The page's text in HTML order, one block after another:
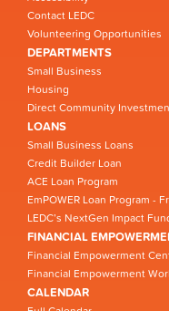
Contact LEDC
Volunteering Opportunities
DEPARTMENTS
Small Business
Housing
Direct Community
LOANS
Small Business Loans
Credit Builder Loan
ACE Loan Program
EmPOWER Loan Program -
LEDC’s NextGen Impact
FINANCIAL
Financial Empowerment
Financial Empowerment
CALENDAR